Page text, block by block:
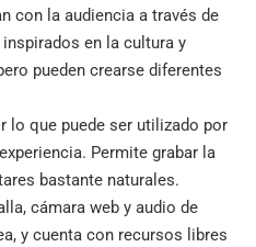
con la audiencia a través de
en la cultura y
pueden crearse diferentes
lo que puede ser utilizado por
Permite grabar la
bastante naturales.
cámara web y audio de
y cuenta con recursos libres